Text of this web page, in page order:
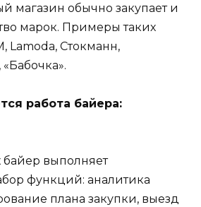
магазин обычно закупает и
марок. Примеры таких
Стокманн,
работа байера:
байер выполняет
функций: аналитика
плана закупки, выезд